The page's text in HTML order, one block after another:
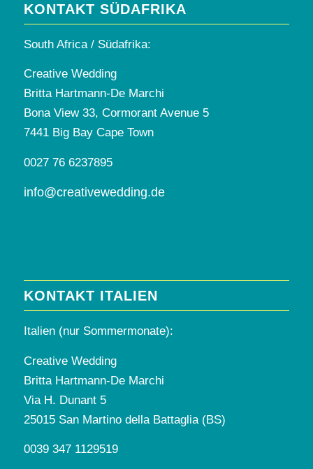
KONTAKT SÜDAFRIKA
South Africa / Südafrika:
Creative Wedding
Britta Hartmann-De Marchi
Bona View 33, Cormorant Avenue 5
7441 Big Bay Cape Town
0027 76 6237895
info@creativewedding.de
KONTAKT ITALIEN
Italien (nur Sommermonate):
Creative Wedding
Britta Hartmann-De Marchi
Via H. Dunant 5
25015 San Martino della Battaglia (BS)
0039 347 1129519